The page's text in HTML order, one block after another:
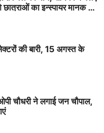
का इन्स्पायर मानक में
की बारी, 15 अगस्त के
चौधरी ने लगाई जन चौपाल,